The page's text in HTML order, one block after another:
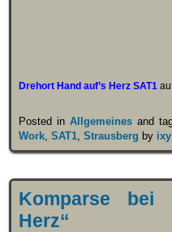
Drehort Hand auf’s Herz SAT1
Posted in Allgemeinesand
Work, SAT1, Strausberg by ixy
Komparse bei
Herz“